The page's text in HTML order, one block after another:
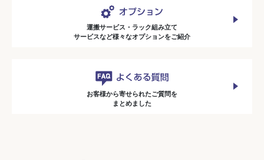
運搬サービス・ラック組み立て
サービスなど様々なオプションをご紹介
お客様から寄せられたご質問を
まとめました